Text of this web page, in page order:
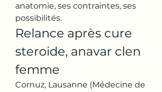
anatomie, ses contraintes, ses
possibilités.
Relance après cure
steroide, anavar clen
femme
Cornuz, Lausanne (Médecine de